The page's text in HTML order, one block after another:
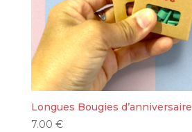
Longues Bougies d’anniversaire
7.00 €